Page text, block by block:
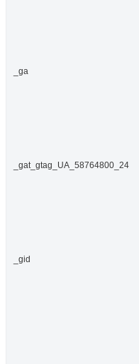
_ga
_gat_gtag_UA_58764800_24
_gid